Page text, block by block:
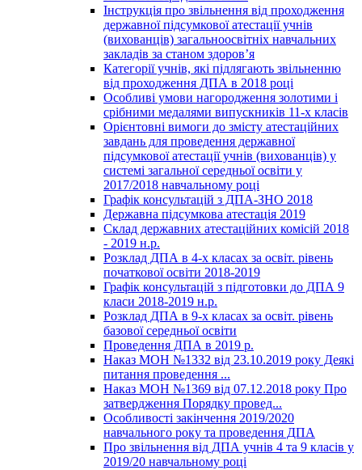
Інструкція про звільнення від проходження
державної підсумкової атестації учнів
(вихованців) загальноосвітніх навчальних
закладів за станом здоров’я
Категорії учнів, які підлягають звільненню
від проходження ДПА в 2018 році
Особливі умови нагородження золотими і
срібними медалями випускників 11-х класів
Орієнтовні вимоги до змісту атестаційних
завдань для проведення державної
підсумкової атестації учнів (вихованців) у
системі загальної середньої освіти у
2017/2018 навчальному році
Графік консультацій з ДПА-ЗНО 2018
Державна підсумкова атестація 2019
Склад державних атестаційних комісій 2018
- 2019 н.р.
Розклад ДПА в 4-х класах за освіт. рівень
початкової освіти 2018-2019
Графік консультацій з підготовки до ДПА 9
класи 2018-2019 н.р.
Розклад ДПА в 9-х класах за освіт. рівень
базової середньої освіти
Проведення ДПА в 2019 р.
Наказ МОН №1332 від 23.10.2019 року Деякі
питання проведення ...
Наказ МОН №1369 від 07.12.2018 року Про
затвердження Порядку провед...
Особливості закінчення 2019/2020
навчального року та проведення ДПА
Про звільнення від ДПА учнів 4 та 9 класів у
2019/20 навчальному році